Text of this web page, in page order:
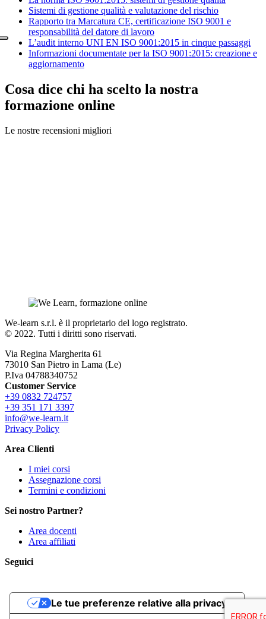
Sistemi di gestione qualità e valutazione del rischio
Rapporto tra Marcatura CE, certificazione ISO 9001 e
responsabilità del datore di lavoro
L’audit interno UNI EN ISO 9001:2015 in cinque passaggi
Informazioni documentate per la ISO 9001:2015: creazione e
aggiornamento
Cosa dice chi ha scelto la nostra
formazione online
Le nostre recensioni migliori
We-learn s.r.l. è il proprietario del logo registrato.
© 2022. Tutti i diritti sono riservati.
Via Regina Margherita 61
73010 San Pietro in Lama (Le)
P.Iva 04788340752
Customer Service
+39 0832 724757
+39 351 171 3397
info@we-learn.it
Privacy Policy
Area Clienti
I miei corsi
Assegnazione corsi
Termini e condizioni
Sei nostro Partner?
Area docenti
Area affiliati
Seguici
Le tue preferenze relative alla privacy